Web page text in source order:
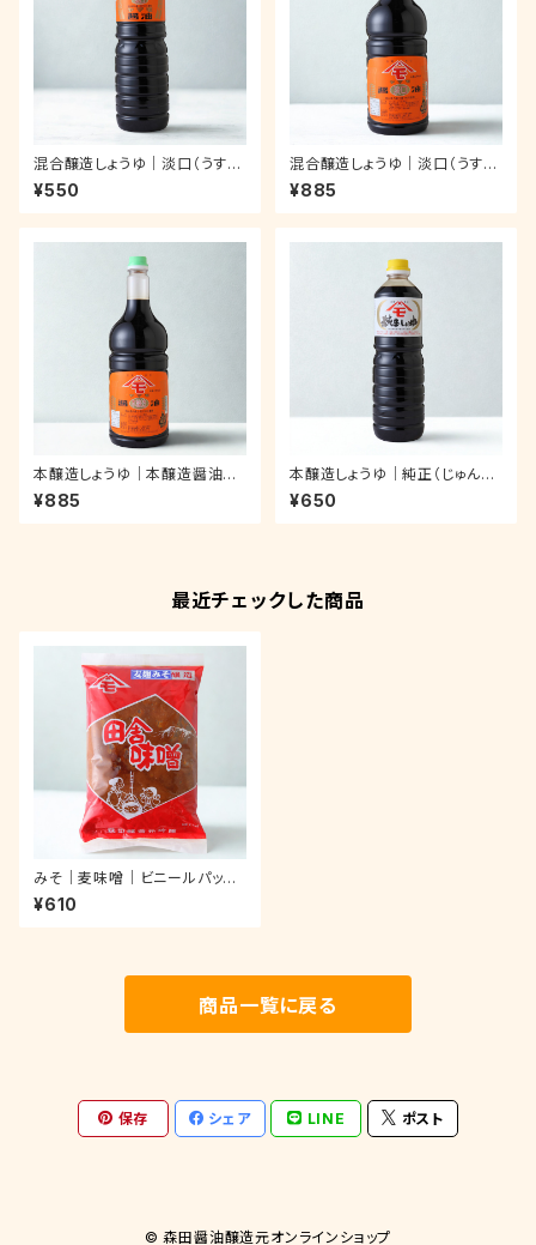
混合醸造しょうゆ｜淡口（うすく
ち）醤油｜ペットボトル 1.0ℓ
¥550
混合醸造しょうゆ｜淡口（うすく
ち）醤油｜ペットボトル 1.8ℓ
¥885
本醸造しょうゆ｜本醸造醤油｜
ペットボトル 1.8ℓ
¥885
本醸造しょうゆ｜純正（じゅんせ
い）醤油｜ペットボトル 1.0ℓ
¥650
最近チェックした商品
みそ｜麦味噌｜ビニールパック
1.0Kg
¥610
商品一覧に戻る
保存 シェア LINE ポスト
© 森田醤油醸造元オンラインショップ